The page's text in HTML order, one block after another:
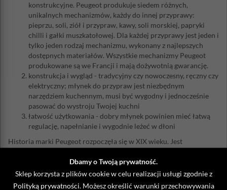
Dbamy o Twoją prywatność.
Sklep korzysta z plików cookie w celu realizacji usługi zgodnie z
Polityką prywatności . Możesz określić warunki przechowywania
konstrukcyjne. Peugeot produkuje siedem różnych,
unikalnych mechanizmów, każdy do innej przyprawy:
pieprzu, soli, ziół i przypraw, kawy, soli morskiej, papryki
chilli i gałki muszkatołowej. Dla każdej przyprawy jest jeden i
tylko jeden rodzaj mechanizmu, wykonany z najlepszych
dostępnych materiałów. Wszystkie mechanizmy Peugeot
produkowane są we Francji i mają dożywotnią gwarancję.
konstrukcja i wygląd - tradycyjny czy nowoczesny, ręczny czy
elektryczny; młynek do przypraw jest niezbędnym
narzędziem kuchennym, musi być wygodny i jednocześnie
pasować do wystroju Twojej kuchni
łatwość użytkowania - dobry młynek powinien mieć łatwą
regulację, napełnianie i wygodnie leżeć w dłoni
Historia marki Peugeot rozpoczęła się w XIX wieku. Jest
szeroką ofertą profesjonalnych młynków do mielenia, w ostatnim
okresie rozwija także innowacyjne i wysokiej jakości produkty
winiarskie, barmańskie i sommelierskie.